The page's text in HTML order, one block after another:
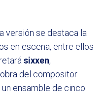
versión se destaca la
en escena, entre ellos
sixxen,
del compositor
un ensamble de cinco